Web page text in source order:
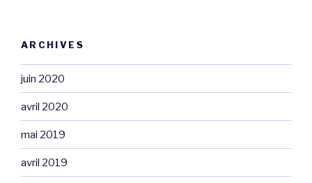
ARCHIVES
juin 2020
avril 2020
mai 2019
avril 2019